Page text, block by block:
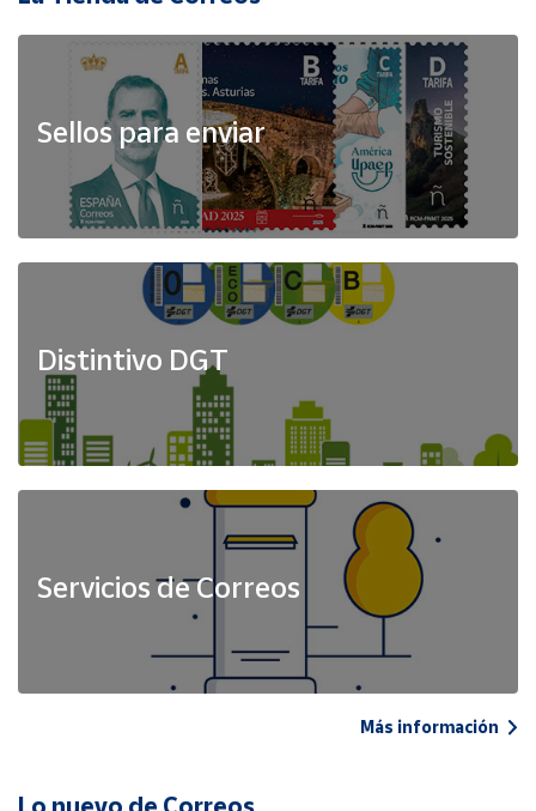
Sellos para enviar
Distintivo DGT
Servicios de Correos
Más información